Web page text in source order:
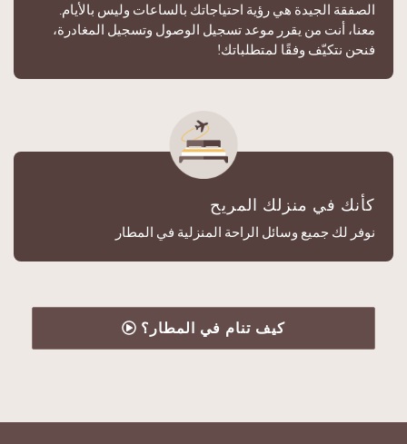
الصفقة الجيدة هي رؤية احتياجاتك بالساعات وليس بالأيام.
معنا، أنت من يقرر موعد تسجيل الوصول وتسجيل المغادرة،
فنحن نتكيّف وفقًا لمتطلباتك!
كأنك في منزلك المريح
نوفر لك جميع وسائل الراحة المنزلية في المطار
كيف تنام في المطار؟